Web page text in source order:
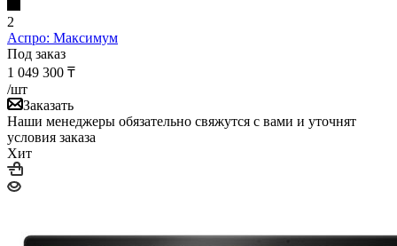
2
Аспро: Максимум
Под заказ
1 049 300 ₸
/шт
Заказать
Наши менеджеры обязательно свяжутся с вами и уточнят
условия заказа
Хит